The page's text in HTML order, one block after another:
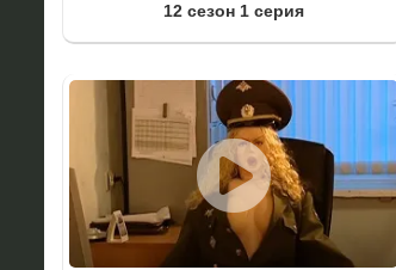
12 сезон 1 серия